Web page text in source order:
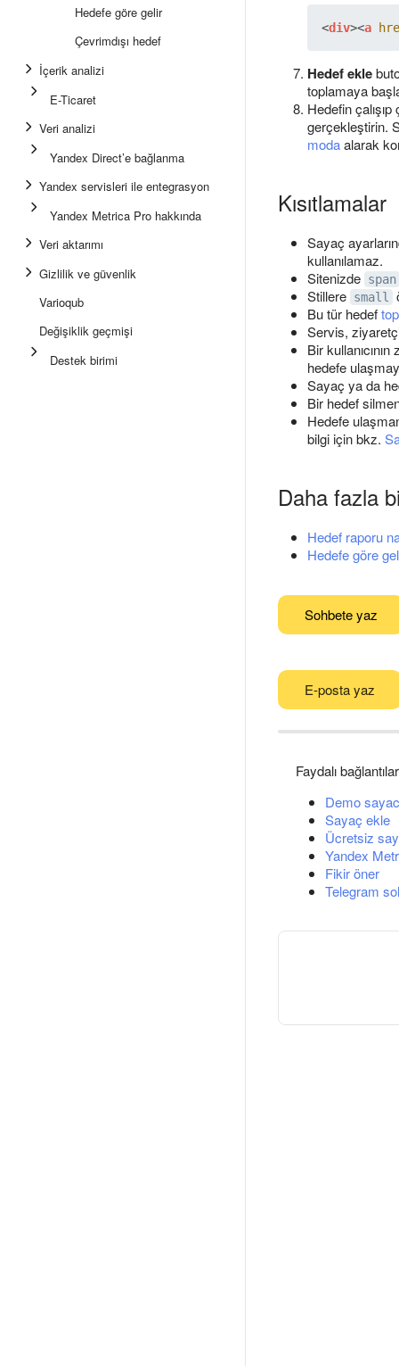
Hedefe göre gelir
Çevrimdışı hedef
İçerik analizi
E-Ticaret
Veri analizi
Yandex Direct’e bağlanma
Yandex servisleri ile entegrasyon
Yandex Metrica Pro hakkında
Veri aktarımı
Gizlilik ve güvenlik
Varioqub
Değişiklik geçmişi
Destek birimi
<div><a
Hedef ekle
toplamaya
Hedefin çalışıp
gerçekleştirin.
modaalarak
Kısıtlamalar
Sayaç
kullanılamaz.
Sitenizde span
Stillere small
Bu tür hedef
Servis,
Bir
hedefe
Sayaç ya da
Bir hedef
Hedefe
bilgi için bkz.
Daha fazla
Hedef raporu
Hedefe göre
Sohbete yaz
E-posta yaz
Faydalı bağlantılar
Demo
Sayaç ekle
Ücretsiz
Yandex
Fikir öner
Telegram